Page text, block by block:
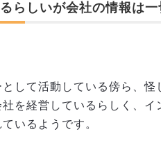
らしいが会社の情報は一
して活動している傍ら、
を経営しているらしく、イ
いるようです。